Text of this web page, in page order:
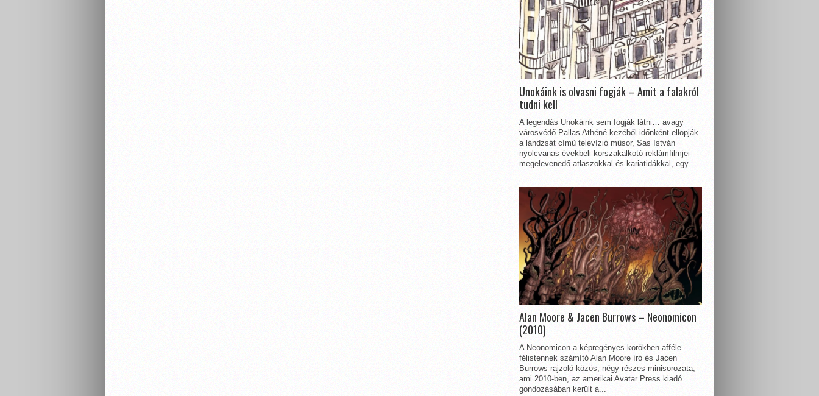
Unokáink is olvasni fogják – Amit a falakról
tudni kell
A legendás Unokáink sem fogják látni… avagy
városvédő Pallas Athéné kezéből időnként ellopják
a lándzsát című televízió műsor, Sas István
nyolcvanas évekbeli korszakalkotó reklámfilmjei
megelevenedő atlaszokkal és kariatidákkal, egy...
Alan Moore & Jacen Burrows – Neonomicon
(2010)
A Neonomicon a képregényes körökben afféle
félistennek számító Alan Moore író és Jacen
Burrows rajzoló közös, négy részes minisorozata,
ami 2010-ben, az amerikai Avatar Press kiadó
gondozásában került a...